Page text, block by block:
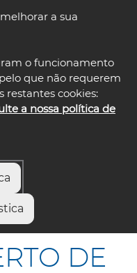
a sua
o funcionamento
que não requerem
restantes cookies:
a nossa política de
select language
E ARADAS
DE